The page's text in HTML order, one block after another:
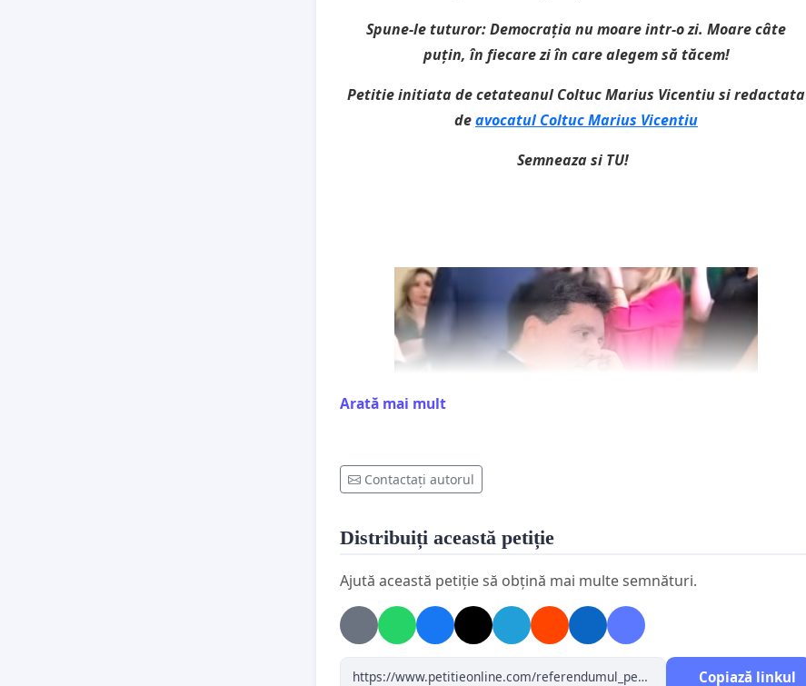
Spune-le tuturor: Democrația nu moare intr-o zi. Moare câte
puțin, în fiecare zi în care alegem să tăcem!
Petitie initiata de cetateanul Coltuc Marius Vicentiu si redactata
deavocatul Coltuc Marius Vicentiu
Semneaza si TU!
Acest conținut este găzduit de YouTube
Dacă optați pentru afișarea videoclipului, YouTube va
primi adresa dvs. IP și adresa web (URL) a acestei pagini
și poate colecta date privind interacțiunea dvs. cu
videoclipul, în conformitate cuPolitica de
confidențialitatea YouTube.
Arată mai mult
Contactați autorul
Distribuiți această petiție
Ajută această petiție să obțină mai multe semnături.
Copiază linkul